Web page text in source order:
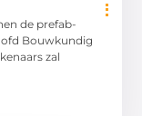
de prefab-
Bouwkundig
zal